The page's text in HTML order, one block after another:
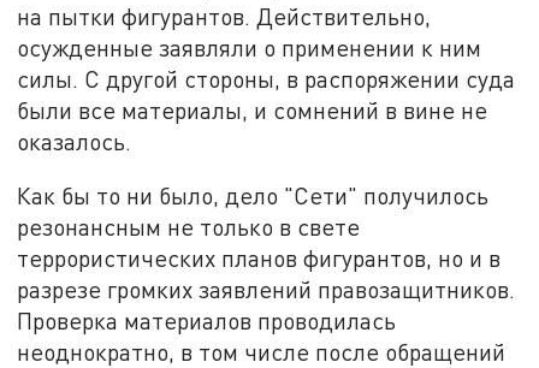
на пытки фигурантов. Действительно,
осужденные заявляли о применении к ним
силы. С другой стороны, в распоряжении суда
были все материалы, и сомнений в вине не
оказалось.
Как бы то ни было, дело "Сети" получилось
резонансным не только в свете
террористических планов фигурантов, но и в
разрезе громких заявлений правозащитников.
Проверка материалов проводилась
неоднократно, в том числе после обращений